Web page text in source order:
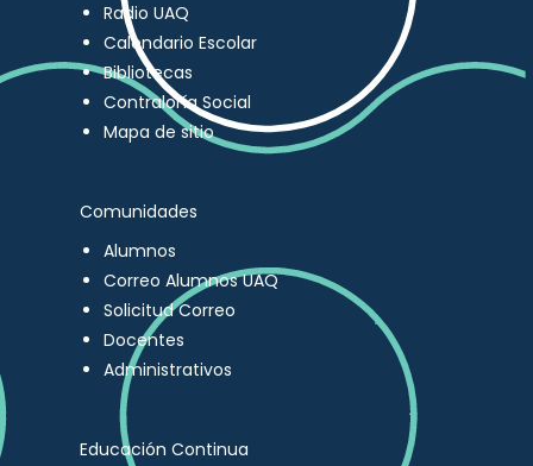
Radio UAQ
Calendario Escolar
Bibliotecas
Contraloría Social
Mapa de sitio
Comunidades
Alumnos
Correo Alumnos UAQ
Solicitud Correo
Docentes
Administrativos
Educación Continua